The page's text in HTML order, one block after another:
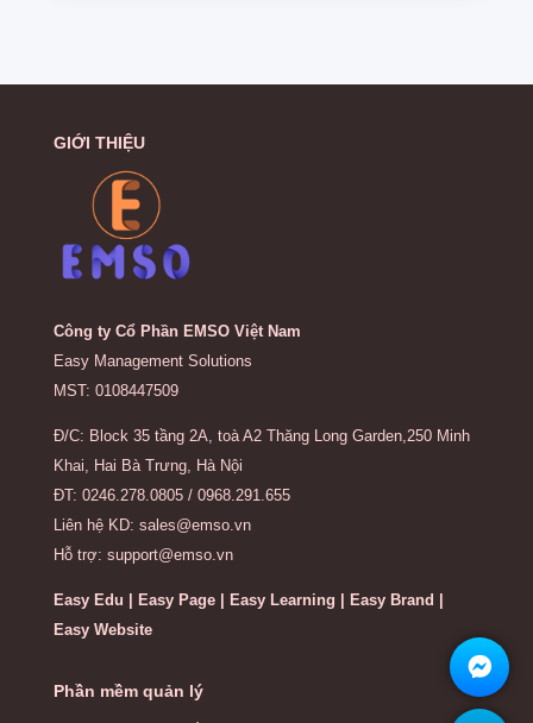
GIỚI THIỆU
Công ty Cổ Phần EMSO Việt Nam
Easy Management Solutions
MST: 0108447509
Đ/C: Block 35 tầng 2A, toà A2 Thăng Long Garden,250 Minh
Khai, Hai Bà Trưng, Hà Nội
ĐT: 0246.278.0805 / 0968.291.655
Liên hệ KD: sales@emso.vn
Hỗ trợ: support@emso.vn
Easy Edu | Easy Page | Easy Learning | Easy Brand |
Easy Website
Phần mềm quản lý